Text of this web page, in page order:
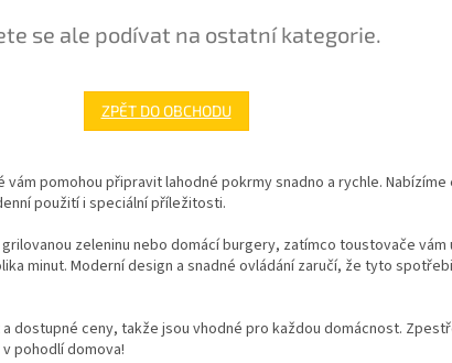
se ale podívat na ostatní kategorie.
ZPĚT DO OBCHODU
pomohou připravit lahodné pokrmy snadno a rychle.
použití i speciální příležitosti.
zeleninu nebo domácí burgery, zatímco toustovače
minut. Moderní design a snadné ovládání zaručí, že tyto
dostupné ceny, takže jsou vhodné pro každou domácnost.
pohodlí domova!